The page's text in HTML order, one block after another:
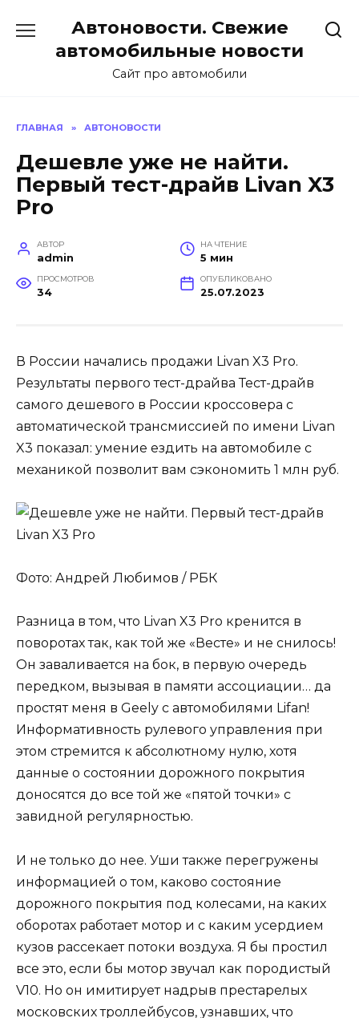
содержанию
Автоновости. Свежие
автомобильные новости
Сайт про автомобили
ГЛАВНАЯ » АВТОНОВОСТИ
Дешевле уже не найти.
Первый тест-драйв Livan X3
Pro
АВТОР
admin
НА ЧТЕНИЕ
5 мин
ПРОСМОТРОВ
34
ОПУБЛИКОВАНО
25.07.2023
В России начались продажи Livan X3 Pro.
Результаты первого тест-драйва Тест-драйв
самого дешевого в России кроссовера с
автоматической трансмиссией по имени Livan
X3 показал: умение ездить на автомобиле с
механикой позволит вам сэкономить 1 млн руб.
Фото: Андрей Любимов / РБК
Разница в том, что Livan X3 Pro кренится в
поворотах так, как той же «Весте» и не снилось!
Он заваливается на бок, в первую очередь
передком, вызывая в памяти ассоциации… да
простят меня в Geely с автомобилями Lifan!
Информативность рулевого управления при
этом стремится к абсолютному нулю, хотя
данные о состоянии дорожного покрытия
доносятся до все той же «пятой точки» с
завидной регулярностью.
И не только до нее. Уши также перегружены
информацией о том, каково состояние
дорожного покрытия под колесами, на каких
оборотах работает мотор и с каким усердием
кузов рассекает потоки воздуха. Я бы простил
все это, если бы мотор звучал как породистый
V10. Но он имитирует надрыв престарелых
московских троллейбусов, узнавших, что